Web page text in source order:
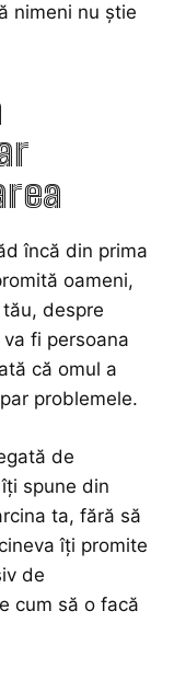
nimeni nu știe
încă din prima
oameni,
despre
fi persoana
că omul a
problemele.
de
spune din
ta, fără să
îți promite
de
cum să o facă